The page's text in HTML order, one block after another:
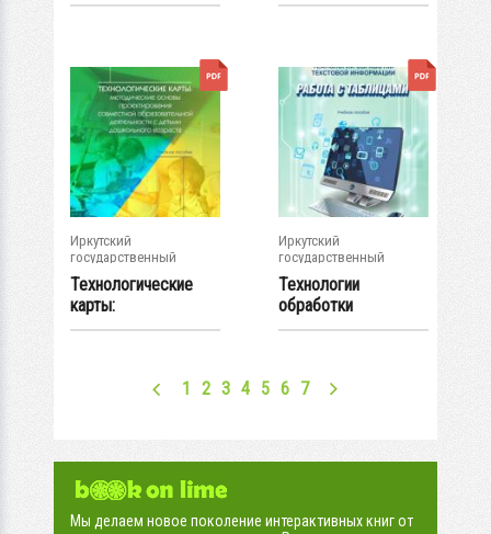
Иркутский
государственный
университет
Технологические
карты:
методические
Иркутский
государственный
университет
Технологии
обработки
текстовой
1
2 3 4 5 6 7
Мы делаем новое поколение интерактивных книг от